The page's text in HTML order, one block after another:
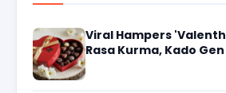
Viral Hampers
Rasa Kurma, Kado Gen